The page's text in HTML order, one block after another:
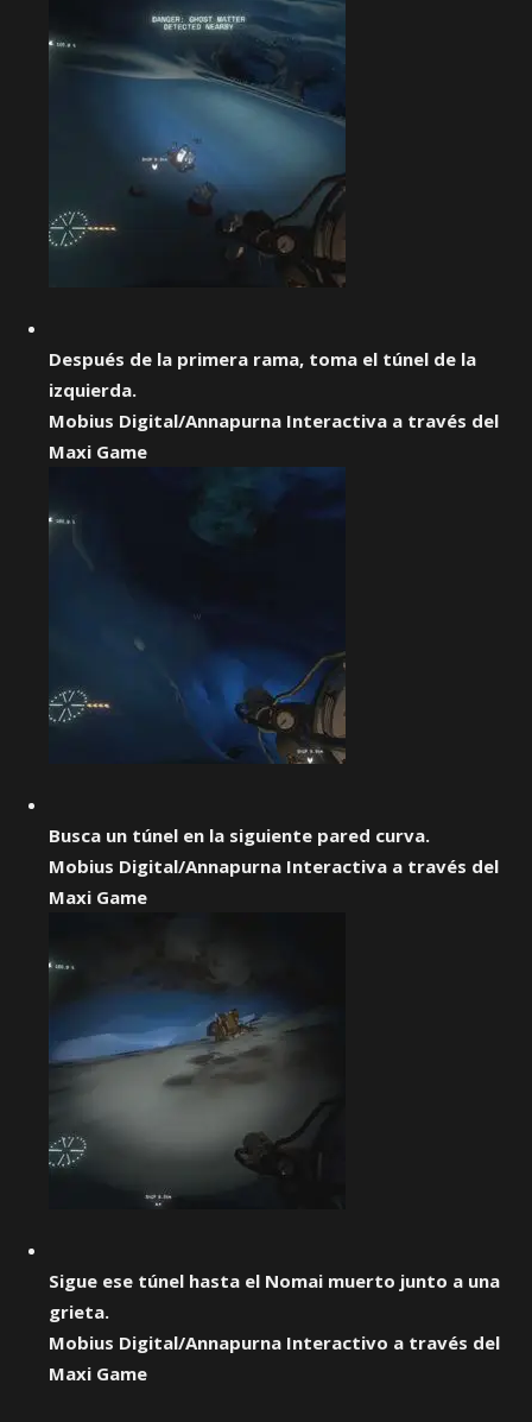
Después de la primera rama, toma el túnel de la
izquierda.
Mobius Digital/Annapurna Interactiva a través del
Maxi Game
Busca un túnel en la siguiente pared curva.
Mobius Digital/Annapurna Interactiva a través del
Maxi Game
Sigue ese túnel hasta el Nomai muerto junto a una
grieta.
Mobius Digital/Annapurna Interactivo a través del
Maxi Game